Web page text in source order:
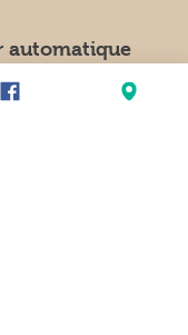
automatique
24h/24